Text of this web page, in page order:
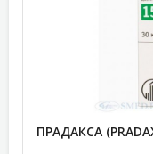
ПРАДАКСА